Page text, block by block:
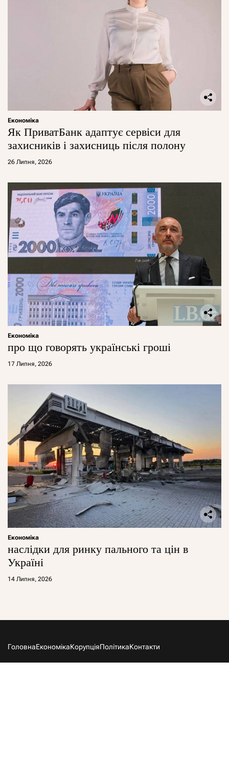
Економіка
Як ПриватБанк адаптує сервіси для
захисників і захисниць після полону
26 Липня, 2026
Економіка
про що говорять українські гроші
17 Липня, 2026
Економіка
наслідки для ринку пального та цін в
Україні
14 Липня, 2026
ГоловнаЕкономікаКорупціяПолітикаКонтакти